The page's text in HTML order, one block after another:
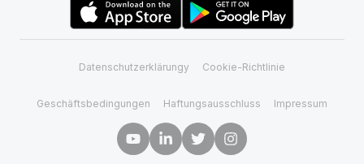
Datenschutzerklärungy Cookie-Richtlinie
Geschäftsbedingungen Haftungsausschluss Impressum